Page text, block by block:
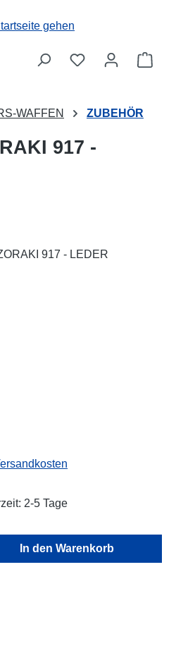
WAFFEN ZUBEHÖR
917 -
2-5 Tage
den gewünschten
In den Warenkorb